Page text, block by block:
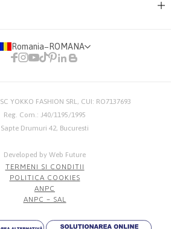
Romania− ROMANA
SC YOKKO FASHION SRL, CUI: RO7137693
Reg. Com.: J40/1195/1995
Sapte Drumuri 42, Bucuresti
Developed by Web Future
TERMENI SI CONDITII
POLITICA COOKIES
ANPC
ANPC – SAL